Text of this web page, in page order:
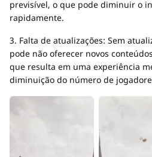
previsível, o que pode diminuir o
rapidamente.
3. Falta de atualizações: Sem
pode não oferecer novos
que resulta em uma experiência
diminuição do número de